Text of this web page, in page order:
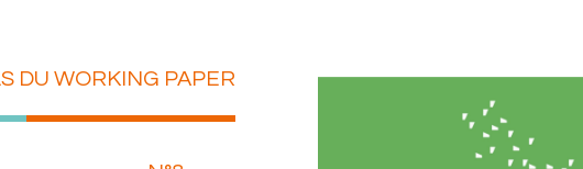
DU WORKING PAPER